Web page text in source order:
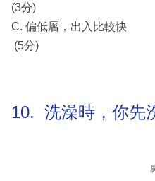
(3分)
C. 偏低層
(5分)
10. 洗澡時，你先